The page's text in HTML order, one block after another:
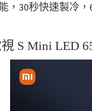
，30秒快速製冷
S Mini LED